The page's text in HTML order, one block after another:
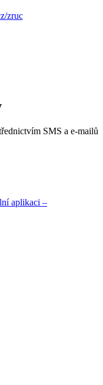
zruc
SMS a e-mailů
aplikaci –